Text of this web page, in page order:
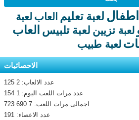
اطفال لعبة تعليم العاب لعبة
لعبة تزيين لعبة تلبيس العاب
لعبة طبيب
الاحصائيات
عدد الالعاب: 2 125
عدد مرات اللعب اليوم: 1 154
اجمالى مرات اللعب: 7 690 723
عدد الاعضاء: 191